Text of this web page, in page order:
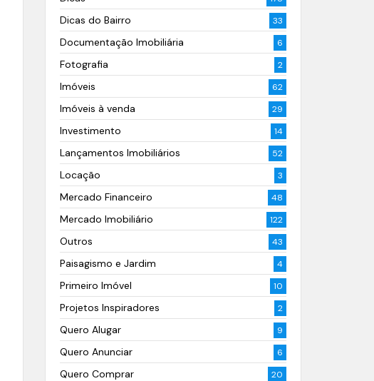
Dicas do Bairro 33
Documentação Imobiliária 6
Fotografia 2
Imóveis 62
Imóveis à venda 29
Investimento 14
Lançamentos Imobiliários 52
Locação 3
Mercado Financeiro 48
Mercado Imobiliário 122
Outros 43
Paisagismo e Jardim 4
Primeiro Imóvel 10
Projetos Inspiradores 2
Quero Alugar 9
Quero Anunciar 6
Quero Comprar 20